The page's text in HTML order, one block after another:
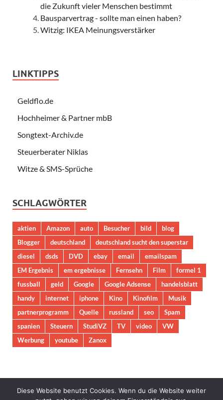
die Zukunft vieler Menschen bestimmt
Bausparvertrag - sollte man einen haben?
Witzig: IKEA Meinungsverstärker
LINKTIPPS
Geldflo.de
Hochheimer & Partner mbB
Songtext-Archiv.de
Steuerberater Niklas
Witze & SMS-Sprüche
SCHLAGWÖRTER
aktien Amazon auto Besucher bild
blog
Blogger
deutschland
deutschland sucht den superstar
diesel
dsds DVD ebay email
emailspam
EM Ergebnis
em ergebnisse Fernsehn Film
formel 1
fussball
geld Google Google Adsense
handelsblatt
handy
internet iphone Kino Kinofilm
Musik
partnerprogramm
Quelle russland seo
Spam
spanien
Steuern StudiVZ TV video
VW
Werbung
youtube Zanox
Diese Website benutzt Cookies. Wenn du die Website weiter